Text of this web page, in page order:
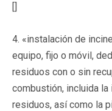
[]
4. «instalación de
equipo, fijo o móvil,
residuos con o sin
combustión, incluida
residuos, así como la